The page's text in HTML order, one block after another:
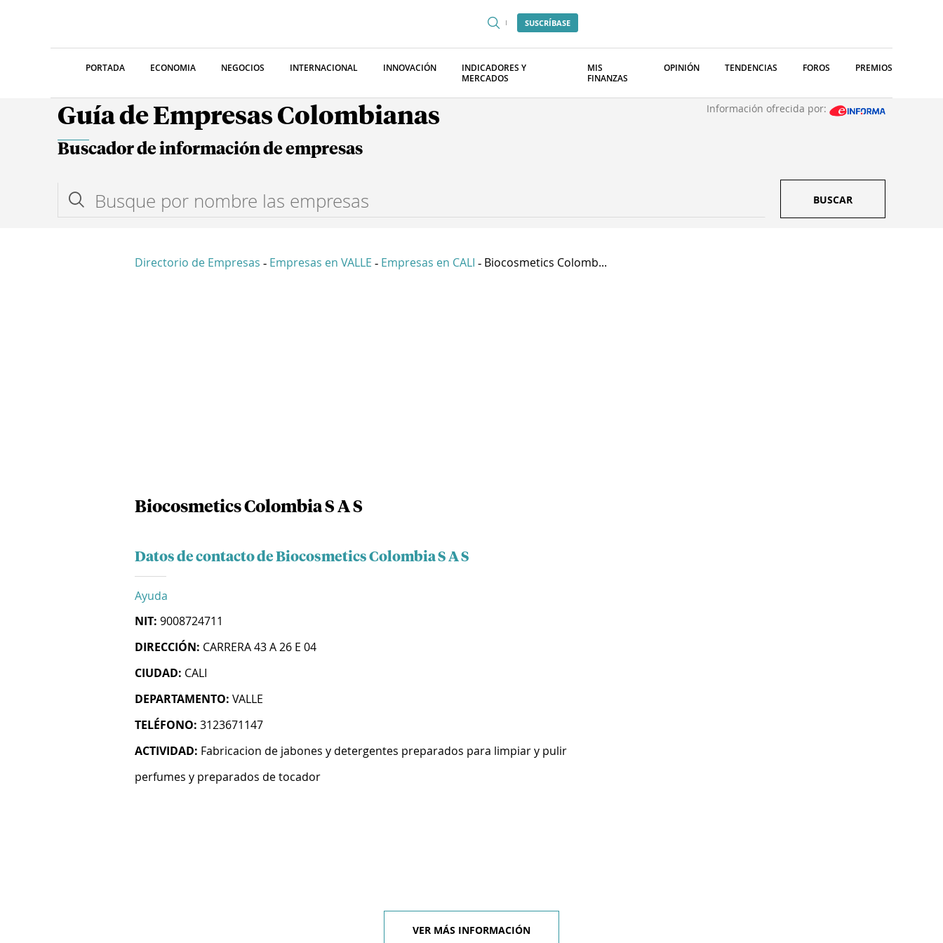
SUSCRÍBASE
PORTADA ECONOMIA NEGOCIOS INTERNACIONAL INNOVACIÓN
INDICADORES Y
MERCADOS
MIS
FINANZAS
OPINIÓN TENDENCIAS FOROS PREMIOS
Guía de Empresas Colombianas Información ofrecida por:
Buscador de información de empresas
BUSCAR
Directorio de Empresas - Empresas en VALLE - Empresas en CALI - Biocosmetics Colomb...
Biocosmetics Colombia S A S
Datos de contacto de Biocosmetics Colombia S A S
Ayuda
NIT: 9008724711
DIRECCIÓN: CARRERA 43 A 26 E 04
CIUDAD: CALI
DEPARTAMENTO: VALLE
TELÉFONO: 3123671147
ACTIVIDAD: Fabricacion de jabones y detergentes preparados para limpiar y pulir
perfumes y preparados de tocador
VER MÁS INFORMACIÓN